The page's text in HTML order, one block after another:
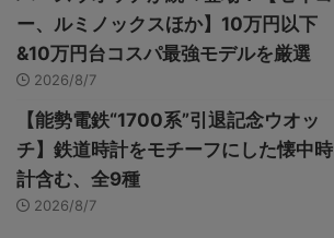
ー、ルミノックスほか】10万円以下
&10万円台コスパ最強モデルを厳選
2026/8/7
【能勢電鉄“1700系”引退記念ウオッ
チ】鉄道時計をモチーフにした懐中時
計含む、全9種
2026/8/7